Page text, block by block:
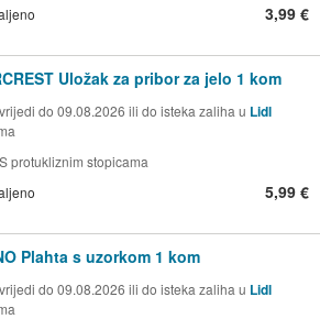
3,99 €
Uložak za pribor za jelo 1 kom
do 09.08.2026 ili do isteka zaliha u Lidl
protukliznim stopicama
5,99 €
Plahta s uzorkom 1 kom
do 09.08.2026 ili do isteka zaliha u Lidl